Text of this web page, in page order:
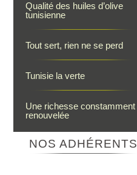
Qualité des huiles d’olive
tunisienne
Tout sert, rien ne se perd
Tunisie la verte
Une richesse constamment
renouvelée
NOS ADHÉRENTS